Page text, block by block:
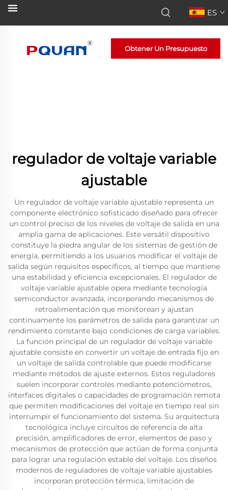
ES
Obtener Un Presupuesto
regulador de voltaje variable
ajustable
Un regulador de voltaje variable ajustable representa un
componente electrónico sofisticado diseñado para ofrecer
un control preciso de los niveles de voltaje de salida en una
amplia gama de aplicaciones. Este versátil dispositivo
constituye la piedra angular de los sistemas de gestión de
energía, permitiendo a los usuarios modificar el voltaje de
salida según requisitos específicos, al tiempo que mantiene
una estabilidad y eficiencia excepcionales. El regulador de
voltaje variable ajustable opera mediante tecnología
semiconductor avanzada, incorporando mecanismos de
retroalimentación que monitorean y ajustan
continuamente los parámetros de salida para garantizar un
rendimiento constante bajo condiciones de carga variables.
La función principal de un regulador de voltaje variable
ajustable consiste en convertir un voltaje de entrada fijo en
un voltaje de salida controlable que puede modificarse
mediante métodos de ajuste externos. Estos reguladores
suelen incorporar controles mediante potenciómetros,
interfaces digitales o capacidades de programación remota
que permiten modificaciones del voltaje en tiempo real sin
interrumpir el funcionamiento del sistema. Su arquitectura
tecnológica incluye circuitos de referencia de alta
precisión, amplificadores de error, elementos de paso y
mecanismos de protección que actúan de forma conjunta
para lograr una regulación estable del voltaje. Los diseños
modernos de reguladores de voltaje variable ajustables
incorporan protección térmica, limitación de